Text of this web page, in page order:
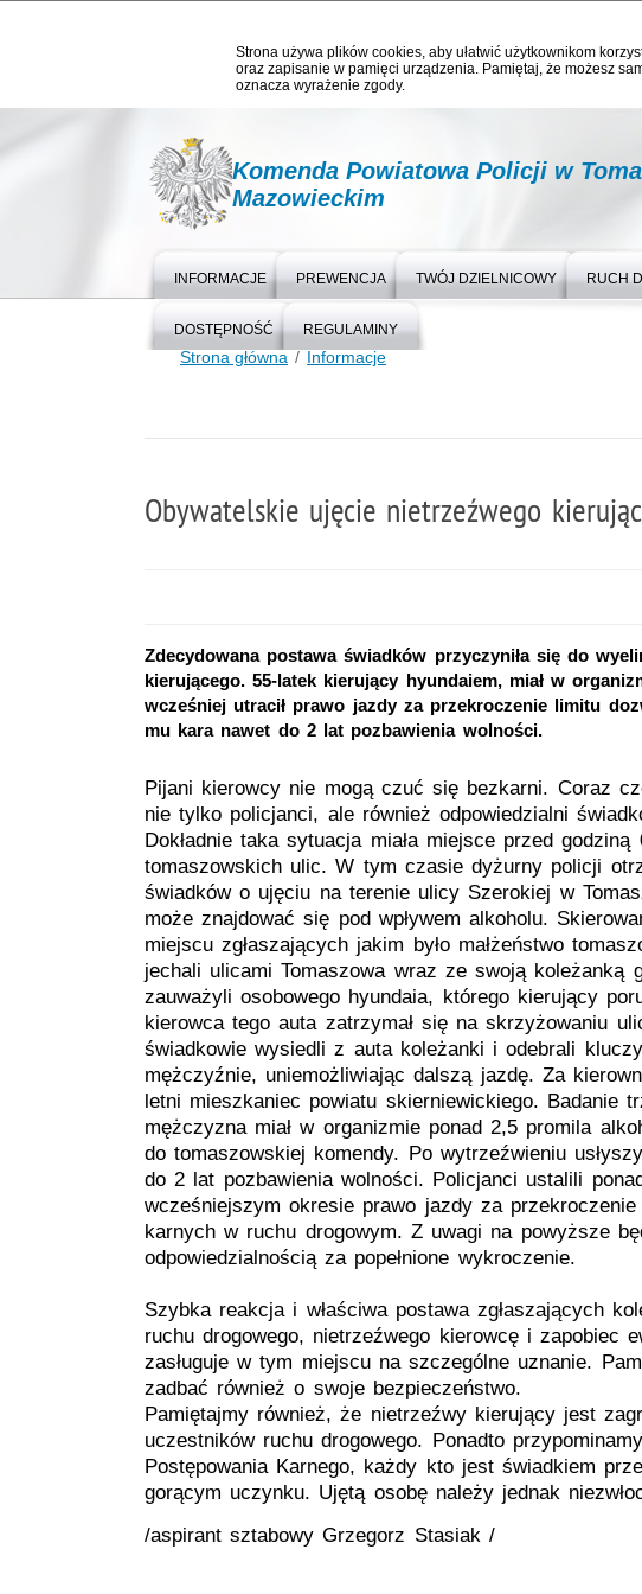
Strona używa plików cookies, aby ułatwić użytkownikom
oraz zapisanie w pamięci urządzenia. Pamiętaj, że możesz
oznacza wyrażenie zgody.
Komenda Powiatowa Policji w
Mazowieckim
INFORMACJE PREWENCJA TWÓJ DZIELNICOWY RUCH
DOSTĘPNOŚĆ REGULAMINY
Strona główna Informacje
Obywatelskie ujęcie nietrzeźwego
Zdecydowana postawa świadków przyczyniła się do
kierującego. 55-latek kierujący hyundaiem, miał w
wcześniej utracił prawo jazdy za przekroczenie limitu
mu kara nawet do 2 lat pozbawienia wolności.
Pijani kierowcy nie mogą czuć się bezkarni. Coraz
nie tylko policjanci, ale również odpowiedzialni
Dokładnie taka sytuacja miała miejsce przed
tomaszowskich ulic. W tym czasie dyżurny policji
świadków o ujęciu na terenie ulicy Szerokiej w
może znajdować się pod wpływem alkoholu.
miejscu zgłaszających jakim było małżeństwo
jechali ulicami Tomaszowa wraz ze swoją koleżanką
zauważyli osobowego hyundaia, którego kierujący
kierowca tego auta zatrzymał się na skrzyżowaniu
świadkowie wysiedli z auta koleżanki i odebrali
mężczyźnie, uniemożliwiając dalszą jazdę. Za
letni mieszkaniec powiatu skierniewickiego. Badanie
mężczyzna miał w organizmie ponad 2,5 promila
do tomaszowskiej komendy. Po wytrzeźwieniu
do 2 lat pozbawienia wolności. Policjanci ustalili
wcześniejszym okresie prawo jazdy za
karnych w ruchu drogowym. Z uwagi na powyższe
odpowiedzialnością za popełnione wykroczenie.
Szybka reakcja i właściwa postawa zgłaszających
ruchu drogowego, nietrzeźwego kierowcę i zapobiec
zasługuje w tym miejscu na szczególne uznanie.
zadbać również o swoje bezpieczeństwo.
Pamiętajmy również, że nietrzeźwy kierujący jest
uczestników ruchu drogowego. Ponadto
Postępowania Karnego, każdy kto jest świadkiem
gorącym uczynku. Ujętą osobę należy jednak
/aspirant sztabowy Grzegorz Stasiak /